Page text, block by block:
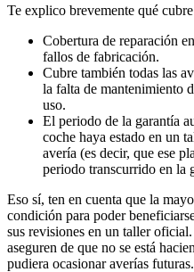
Te explico brevemente qué
Cobertura de reparación
fallos de fabricación.
Cubre también todas las
la falta de mantenimiento
uso.
El periodo de la garantía
coche haya estado en un
avería (es decir, que ese
periodo transcurrido en la
Eso sí, ten en cuenta que la
condición para poder
sus revisiones en un taller
aseguren de que no se está
pudiera ocasionar averías futuras.